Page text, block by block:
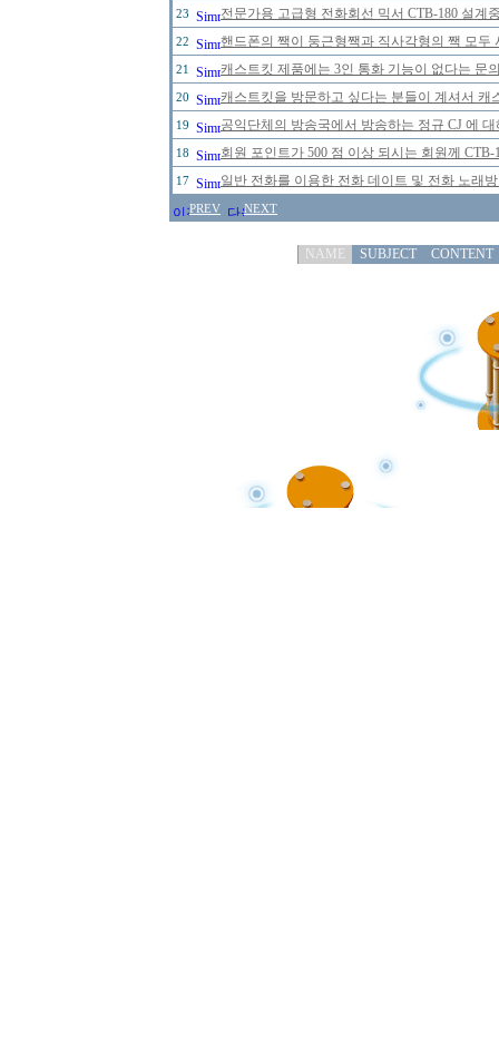
23 전문가용 고급형 전화회선 믹서 CTB-180 설계
22 핸드폰의 짹이 둥근형짹과 직사각형의 짹 모두
21 캐스트킷 제품에는 3인 통화 기능이 없다는 문
20 캐스트킷을 방문하고 싶다는 분들이 계셔서
19 공익단체의 방송국에서 방송하는 정규 CJ 에
18 회원 포인트가 500 점 이상 되시는 회원께
17 일반 전화를 이용한 전화 데이트 및 전화 노래
PREV NEXT